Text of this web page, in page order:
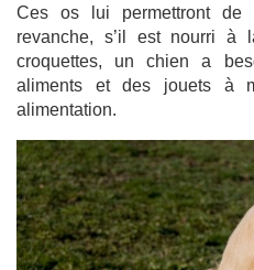
Ces os lui permettront de
revanche, s’il est nourri à
croquettes, un chien a
aliments et des jouets à
alimentation.